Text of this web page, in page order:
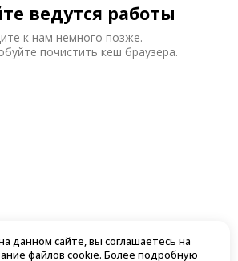
ведутся работы
к нам немного позже.
почистить кеш браузера.
данном сайте, вы соглашаетесь на
файлов cookie. Более подробную